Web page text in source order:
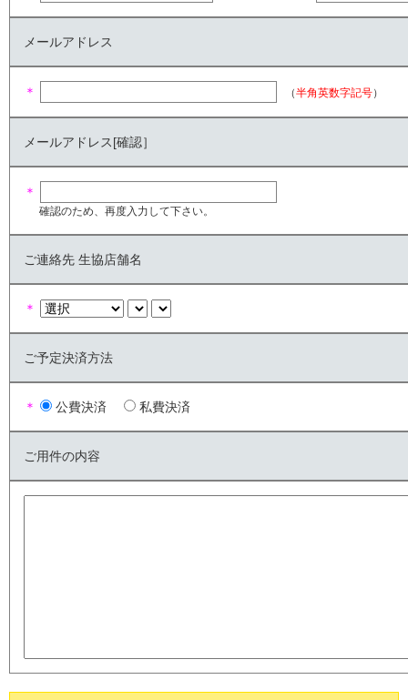
メールアドレス
＊ （半角英数字記号）
メールアドレス[確認］
＊
確認のため、再度入力して下さい。
ご連絡先 生協店舗名
＊
ご予定決済方法
＊ 公費決済 私費決済
ご用件の内容